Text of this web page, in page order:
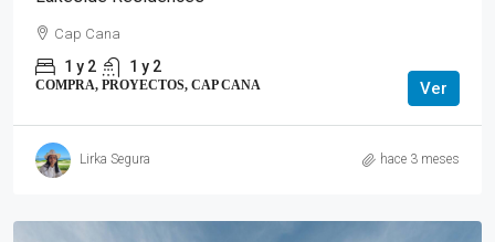
Cap Cana
1 y 2 1 y 2
COMPRA, PROYECTOS, CAP CANA Ver
Lirka Segura hace 3 meses